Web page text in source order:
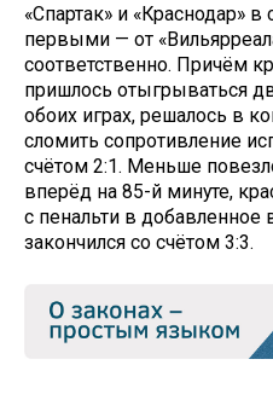
«Спартак» и «Краснодар»
первыми — от
соответственно. Причём
пришлось отыгрываться
обоих играх, решалось в
сломить сопротивление
счётом 2:1. Меньше
вперёд на 85-й минуте,
с пенальти в добавленное
закончился со счётом 3:3.